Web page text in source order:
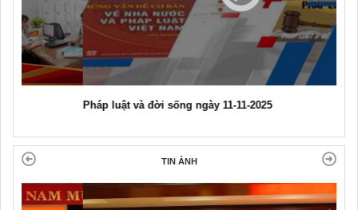
Pháp luật và đời sống ngày 11-11-2025
TIN ẢNH